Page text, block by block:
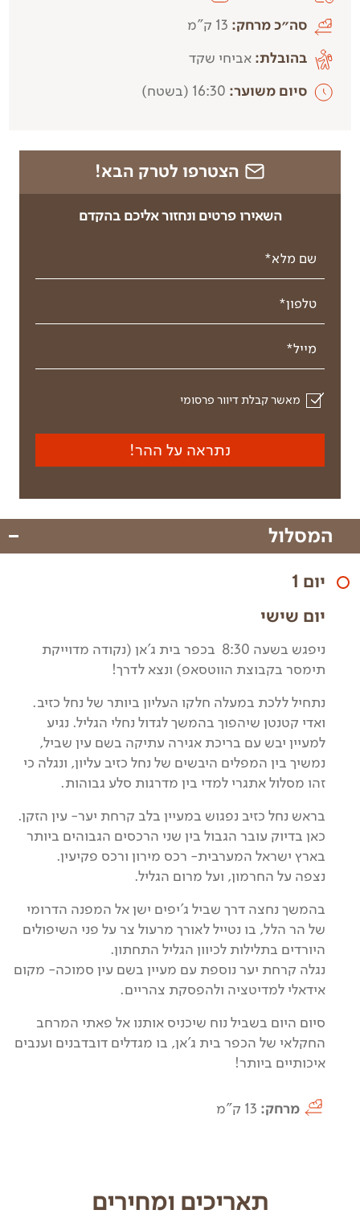
סה״כ מרחק:
בהובלת: אביחי שקד
סיום משוער:
הצטרפו לטרק הבא!
השאירו פרטים ונחזור אליכם בהקדם
שם מלא*
טלפון*
מייל*
מאשר קבלת דיוור פרסומי
נתראה על ההר!
המסלול
יום 1
יום שישי
ניפגש בשעה 8:30 בכפר בית ג'אן (נקודה מדוייקת
תימסר בקבוצת הווטסאפ) ונצא לדרך!
נתחיל ללכת במעלה חלקו העליון ביותר של נחל כזיב.
ואדי קטנטן שיהפוך בהמשך לגדול נחלי הגליל. נגיע
למעיין יבש עם בריכת אגירה עתיקה בשם עין שביל,
נמשיך בין המפלים היבשים של נחל כזיב עליון, ונגלה כי
זהו מסלול אתגרי למדי בין מדרגות סלע גבוהות.
בראש נחל כזיב נפגוש במעיין בלב קרחת יער- עין הזקן.
כאן בדיוק עובר הגבול בין שני הרכסים הגבוהים ביותר
בארץ ישראל המערבית- רכס מירון ורכס פקיעין.
נצפה על החרמון, ועל מרום הגליל.
בהמשך נחצה דרך שביל ג'יפים ישן אל המפנה הדרומי
של הר הלל, בו נטייל לאורך מרעול צר על פני השיפולים
היורדים בתלילות לכיוון הגליל התחתון.
נגלה קרחת יער נוספת עם מעיין בשם עין סמוכה- מקום
אידאלי למדיטציה ולהפסקת צהריים.
סיום היום בשביל נוח שיכניס אותנו אל פאתי המרחב
החקלאי של הכפר בית ג'אן, בו מגדלים דובדבנים וענבים
איכותיים ביותר!
מרחק: 13 ק"מ
תאריכים ומחירים